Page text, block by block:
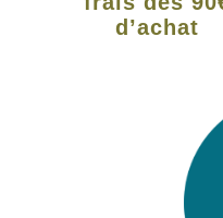
d’achat